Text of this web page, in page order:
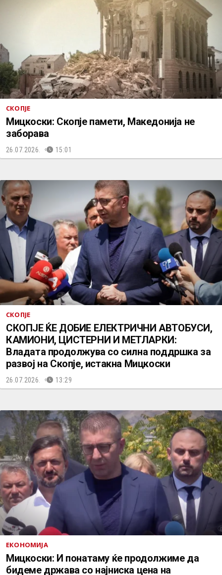
СКОПЈЕ
Мицкоски: Скопје памети, Македонија не
заборава
26.07.2026. 15:01
СКОПЈЕ
СКОПЈЕ ЌЕ ДОБИЕ ЕЛЕКТРИЧНИ АВТОБУСИ,
КАМИОНИ, ЦИСТЕРНИ И МЕТЛАРКИ:
Владата продолжува со силна поддршка за
развој на Скопје, истакна Мицкоски
26.07.2026. 13:29
ЕКОНОМИЈА
Мицкоски: И понатаму ќе продолжиме да
бидеме држава со најниска цена на